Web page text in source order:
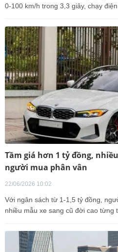
0-100 km/h trong 3,3 giây, chạy
Tầm giá hơn 1 tỷ đồng,
người mua phân vân
22/06/2026 10:02
Với ngân sách từ 1-1,5 tỷ đồng,
nhiều mẫu xe sang cũ đời cao từng